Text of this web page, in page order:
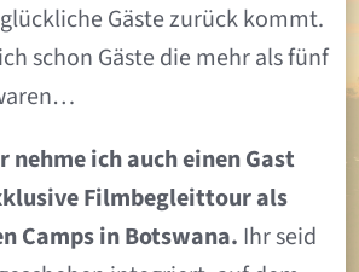
Gäste zurück kommt.
schon Gäste die mehr als fünf
nehme ich auch einen Gast
Filmbegleittour als
Camps in Botswana. Ihr seid